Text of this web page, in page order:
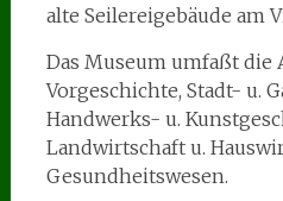
alte Seilereigebäude am
Das Museum umfaßt die
Vorgeschichte, Stadt- u.
Handwerks- u.
Landwirtschaft u.
Gesundheitswesen.